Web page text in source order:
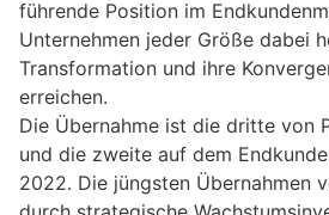
führende Position im
Unternehmen jeder Größe dabei
Transformation und ihre
erreichen.
Die Übernahme ist die dritte von
und die zweite auf dem
2022. Die jüngsten Übernahmen